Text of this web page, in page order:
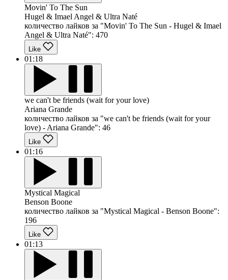
Movin' To The Sun
Hugel & Imael Angel & Ultra Naté
количество лайков за "Movin' To The Sun - Hugel & Imael
Angel & Ultra Naté": 470
Like
01:18
we can't be friends (wait for your love)
Ariana Grande
количество лайков за "we can't be friends (wait for your
love) - Ariana Grande": 46
Like
01:16
Mystical Magical
Benson Boone
количество лайков за "Mystical Magical - Benson Boone":
196
Like
01:13